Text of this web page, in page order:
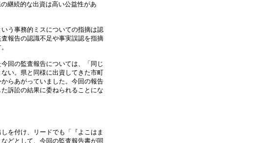
継続的な出資は高い公益性があ
う事務的ミスについての指摘は認
報告の認識不足や事実誤認を指摘
回の監査報告については、「同じ
い。県と同様に出資してきた市町
らあがっていました。今回の報告
訴訟の結果に委ねられることにな
を付け、リードでも「『よこはま
どとして、今回の監査報告書が同